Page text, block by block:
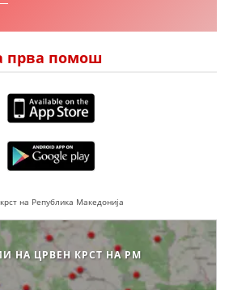
прва помош
на Република Македонија
НА ЦРВЕН КРСТ НА РМ